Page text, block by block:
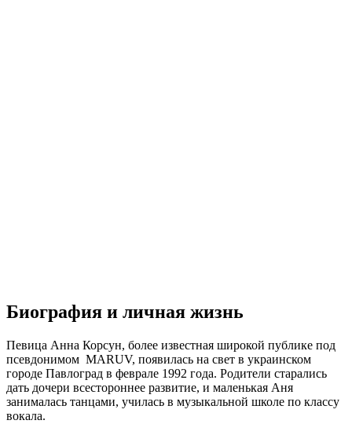
Биография и личная жизнь
Певица Анна Корсун, более известная широкой публике под
псевдонимом MARUV, появилась на свет в украинском
городе Павлоград в феврале 1992 года. Родители старались
дать дочери всестороннее развитие, и маленькая Аня
занималась танцами, училась в музыкальной школе по классу
вокала.